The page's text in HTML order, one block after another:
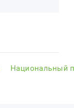
Национальный